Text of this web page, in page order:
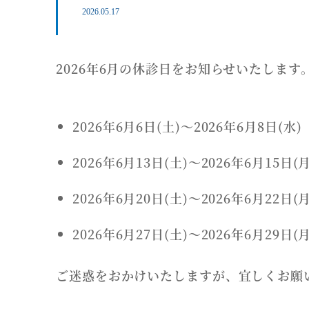
2026.05.17
2026年6月の休診日をお知らせいたします。
2026年6月6日(土)〜2026年6月8日(水)
2026年6月13日(土)〜2026年6月15日(
2026年6月20日(土)〜2026年6月22日(
2026年6月27日(土)〜2026年6月29日(
ご迷惑をおかけいたしますが、宜しくお願